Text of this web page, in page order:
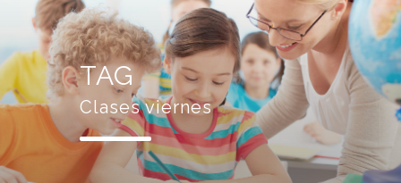
TAG
Clases viernes